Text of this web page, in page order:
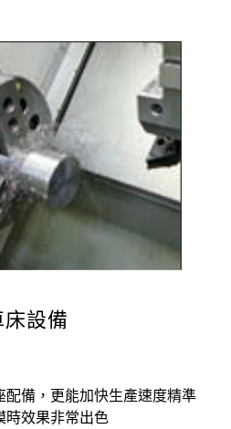
床設備
備，更能加快生產速度精準
時效果非常出色